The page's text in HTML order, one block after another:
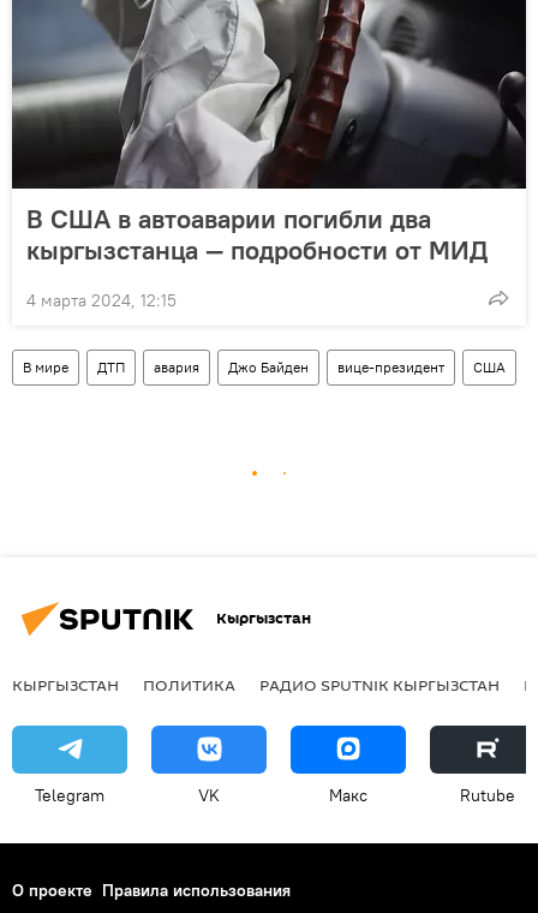
В США в автоаварии погибли два
кыргызстанца — подробности от МИД
4 марта 2024, 12:15
В мире ДТП авария Джо Байден вице-президент США
Кыргызстан
КЫРГЫЗСТАН ПОЛИТИКА РАДИО SPUTNIK КЫРГЫЗСТАН
Telegram VK Макс Rutube
О проекте Правила использования